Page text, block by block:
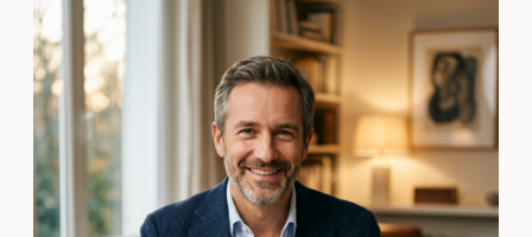
Nos solutions
Frontaliers Suisse
Actualités